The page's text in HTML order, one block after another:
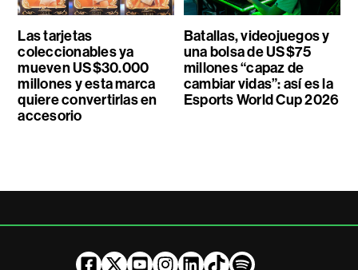
Las tarjetas
coleccionables ya
mueven US$30.000
millones y esta marca
quiere convertirlas en
accesorio
Batallas, videojuegos y
una bolsa de US$75
millones “capaz de
cambiar vidas”: así es la
Esports World Cup 2026